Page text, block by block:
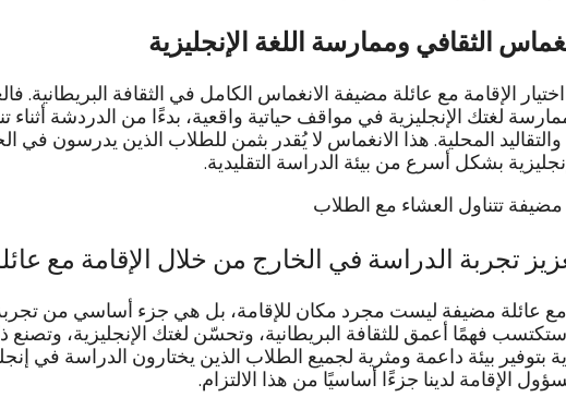
الثقافي وممارسة اللغة الإنجليزية
الإقامة مع عائلة مضيفة الانغماس الكامل في الثقافة
لغتك الإنجليزية في مواقف حياتية واقعية، بدءًا من الدردشة
والتقاليد المحلية. هذا الانغماس لا يُقدر بثمن للطلاب الذين يدرسون في
بشكل أسرع من بيئة الدراسة التقليدية.
تجربة الدراسة في الخارج من خلال الإقامة مع
مع عائلة مضيفة ليست مجرد مكان للإقامة، بل هي جزء أساسي من
فهمًا أعمق للثقافة البريطانية، وتحسّن لغتك الإنجليزية، وتصنع
بتوفير بيئة داعمة ومثرية لجميع الطلاب الذين يختارون الدراسة في
الإقامة لدينا جزءًا أساسيًا من هذا الالتزام.